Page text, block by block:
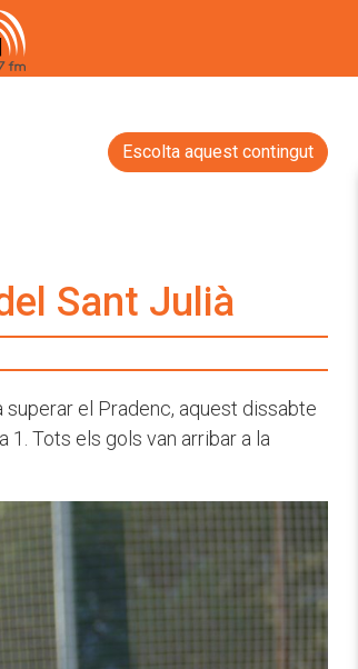
Escolta aquest contingut
Sant Julià
el Pradenc, aquest dissabte
1. Tots els gols van arribar a la